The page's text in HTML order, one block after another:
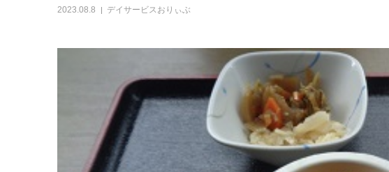
2023.08.8 デイサービスおりぃぶ